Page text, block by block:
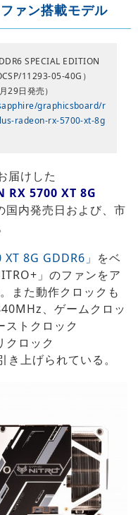
ァン搭載モデル
SPECIAL EDITION
11293-05-40G）
29日発売）
graphicsboard/r
radeon-rx-5700-xt-8g
届けした
RX 5700 XT 8G
国内発売日および、市
8G GDDR6」 をベ
」のファンをア
また動作クロックも
、ゲームクロッ
トクロック
ロック
上げられている。